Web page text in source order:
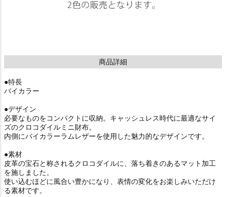
商品詳細
●特長
バイカラー
●デザイン
必要なものをコンパクトに収納。キャッシュレス時代に最適なサイ
ズのクロコダイルミニ財布。
内側にバイカラーラムレザーを使用した魅力的なデザインです。
●素材
皮革の宝石と称されるクロコダイルに、落ち着きのあるマット加工
を施しました。
使い込むほどに風合い豊かになり、表情の変化をお楽しみいただけ
る素材です。